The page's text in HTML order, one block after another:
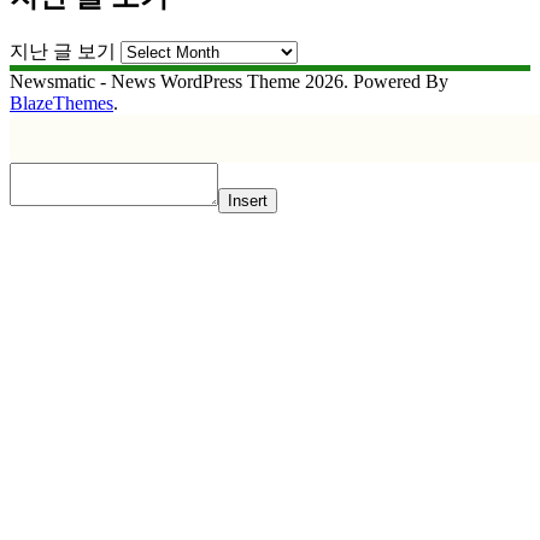
지난 글 보기
Newsmatic - News WordPress Theme 2026. Powered By
BlazeThemes.
Insert